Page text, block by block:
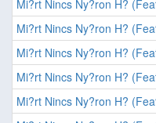
Mi?rt Nincs Ny?ron H?
Mi?rt Nincs Ny?ron H?
Mi?rt Nincs Ny?ron H?
Mi?rt Nincs Ny?ron H?
Mi?rt Nincs Ny?ron H?